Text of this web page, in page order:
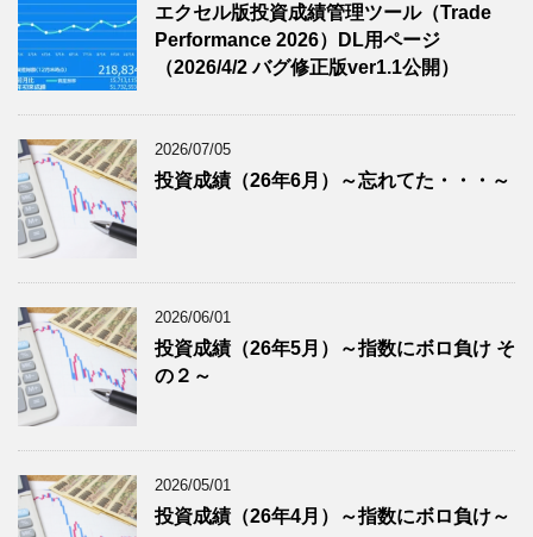
エクセル版投資成績管理ツール（Trade
Performance 2026）DL用ページ
（2026/4/2 バグ修正版ver1.1公開）
2026/07/05
投資成績（26年6月）～忘れてた・・・～
2026/06/01
投資成績（26年5月）～指数にボロ負け そ
の２～
2026/05/01
投資成績（26年4月）～指数にボロ負け～